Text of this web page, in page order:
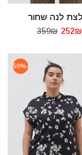
לנה שחור
359₪ 252₪
-50%